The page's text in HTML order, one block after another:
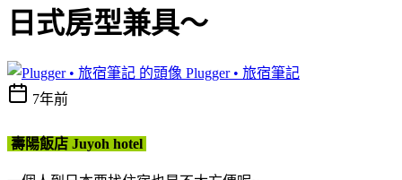
日式房型兼具～
Plugger • 旅宿筆記
7年前
壽陽飯店 Juyoh hotel